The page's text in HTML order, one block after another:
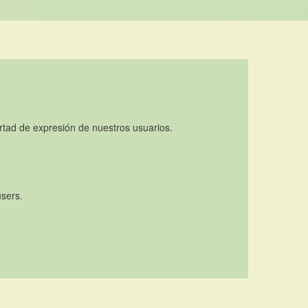
de expresión de nuestros usuarios.